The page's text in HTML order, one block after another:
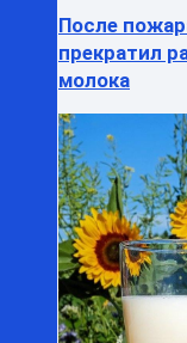
После
прекратил
молока